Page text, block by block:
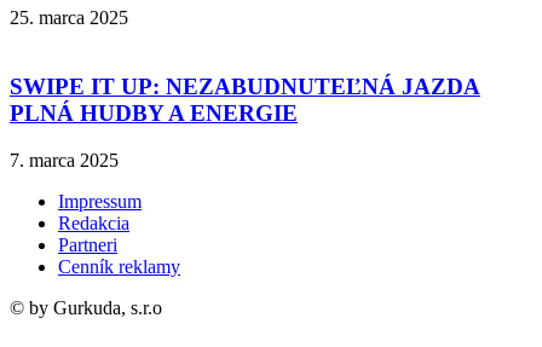
25. marca 2025
SWIPE IT UP: NEZABUDNUTEĽNÁ JAZDA
PLNÁ HUDBY A ENERGIE
7. marca 2025
Impressum
Redakcia
Partneri
Cenník reklamy
© by Gurkuda, s.r.o